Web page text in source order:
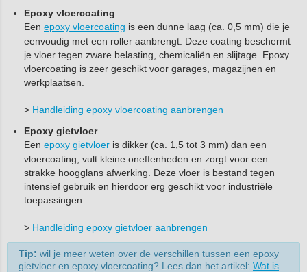
Epoxy vloercoating
Een epoxy vloercoating is een dunne laag (ca. 0,5 mm) die je
eenvoudig met een roller aanbrengt. Deze coating beschermt
je vloer tegen zware belasting, chemicaliën en slijtage. Epoxy
vloercoating is zeer geschikt voor garages, magazijnen en
werkplaatsen.
> Handleiding epoxy vloercoating aanbrengen
Epoxy gietvloer
Een epoxy gietvloer is dikker (ca. 1,5 tot 3 mm) dan een
vloercoating, vult kleine oneffenheden en zorgt voor een
strakke hoogglans afwerking. Deze vloer is bestand tegen
intensief gebruik en hierdoor erg geschikt voor industriële
toepassingen.
> Handleiding epoxy gietvloer aanbrengen
Tip: wil je meer weten over de verschillen tussen een epoxy
gietvloer en epoxy vloercoating? Lees dan het artikel: Wat is